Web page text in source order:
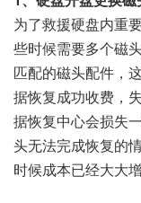
为了救援硬盘内重
些时候需要多个磁
匹配的磁头配件，
据恢复成功收费，
据恢复中心会损失
头无法完成恢复的
时候成本已经大大